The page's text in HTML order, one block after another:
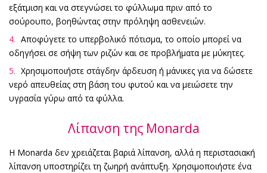
εξάτμιση και να στεγνώσει το φύλλωμα πριν από το
σούρουπο, βοηθώντας στην πρόληψη ασθενειών.
Αποφύγετε το υπερβολικό πότισμα, το οποίο μπορεί να
οδηγήσει σε σήψη των ριζών και σε προβλήματα με μύκητες.
Χρησιμοποιήστε στάγδην άρδευση ή μάνικες για να δώσετε
νερό απευθείας στη βάση του φυτού και να μειώσετε την
υγρασία γύρω από τα φύλλα.
Λίπανση της Monarda
Η Monarda δεν χρειάζεται βαριά λίπανση, αλλά η περιστασιακή
λίπανση υποστηρίζει τη ζωηρή ανάπτυξη. Χρησιμοποιήστε ένα